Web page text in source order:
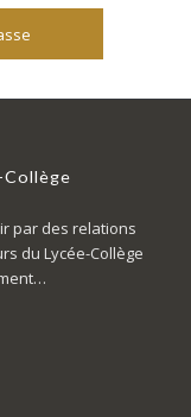
Collège
par des relations
du Lycée-Collège